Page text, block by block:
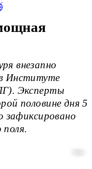
внезапно
Институте
Эксперты
половине дня 5
зафиксировано
поля.
NASA